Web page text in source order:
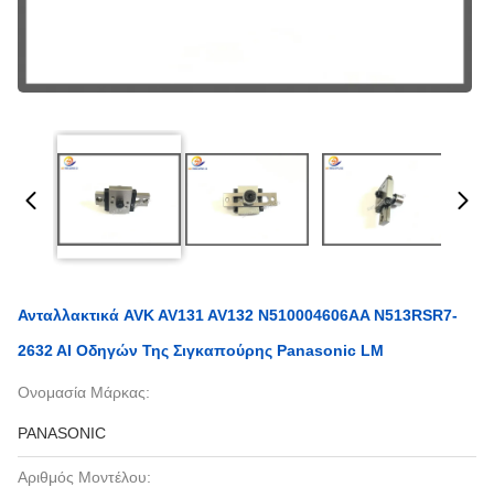
Ανταλλακτικά AVK AV131 AV132 N510004606AA N513RSR7-
2632 AI Οδηγών Της Σιγκαπούρης Panasonic LM
Ονομασία Μάρκας:
PANASONIC
Αριθμός Μοντέλου: